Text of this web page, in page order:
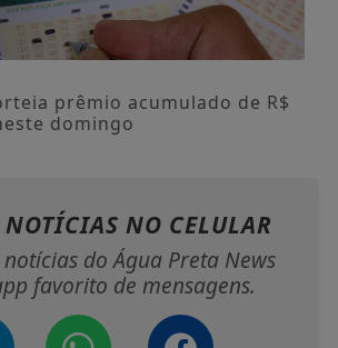
prêmio acumulado de R$
domingo
NOTÍCIAS NO CELULAR
notícias do Água Preta News
favorito de mensagens.